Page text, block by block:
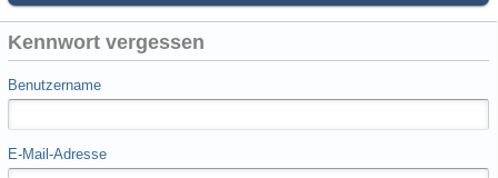
Kennwort vergessen
Benutzername
E-Mail-Adresse